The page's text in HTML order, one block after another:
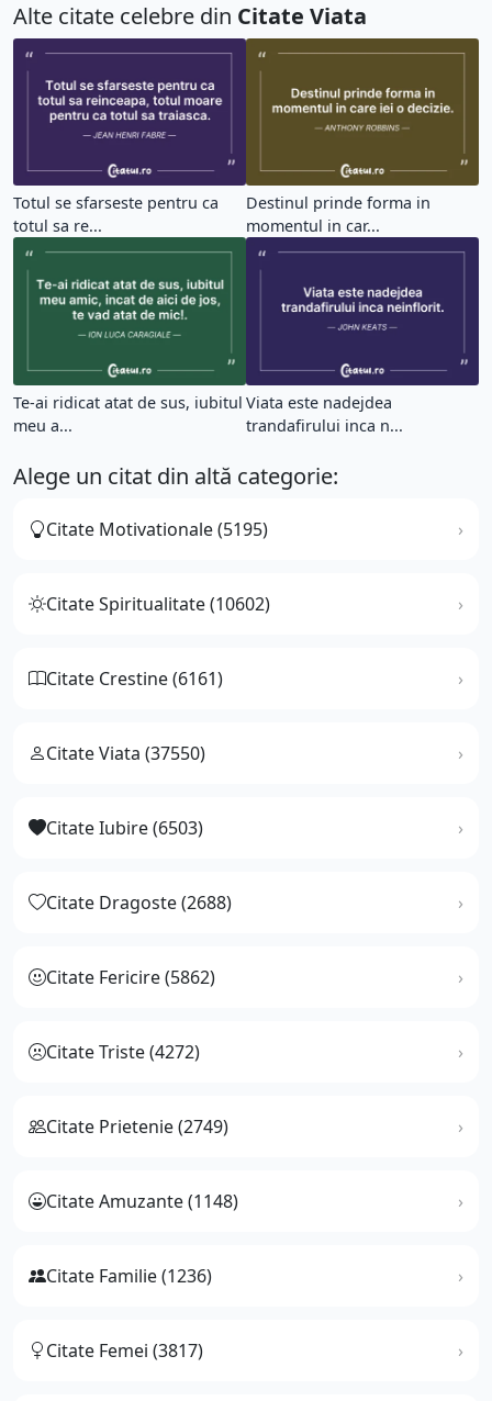
Alte citate celebre din Citate Viata
Totul se sfarseste pentru ca
totul sa re...
Destinul prinde forma in
momentul in car...
Te-ai ridicat atat de sus, iubitul
meu a...
Viata este nadejdea
trandafirului inca n...
Alege un citat din altă categorie:
Citate Motivationale (5195)
Citate Spiritualitate (10602)
Citate Crestine (6161)
Citate Viata (37550)
Citate Iubire (6503)
Citate Dragoste (2688)
Citate Fericire (5862)
Citate Triste (4272)
Citate Prietenie (2749)
Citate Amuzante (1148)
Citate Familie (1236)
Citate Femei (3817)